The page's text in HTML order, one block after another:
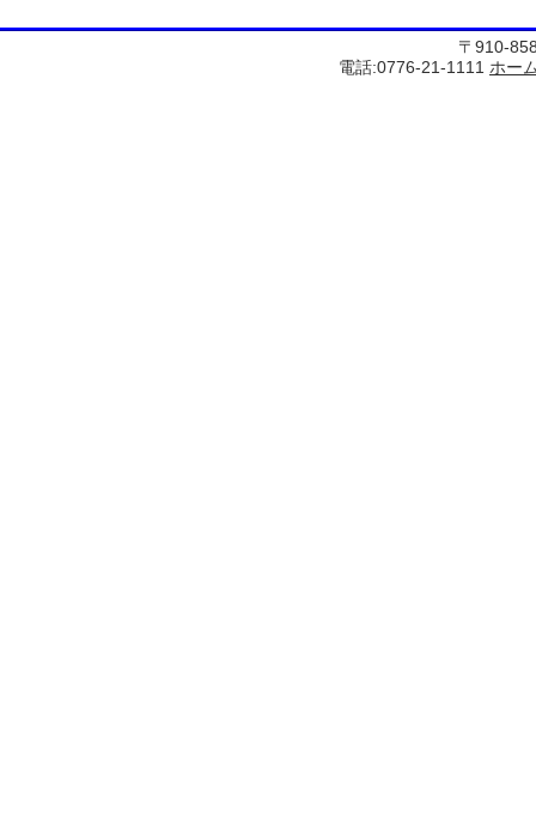
〒910-
電話:0776-21-1111 ホー